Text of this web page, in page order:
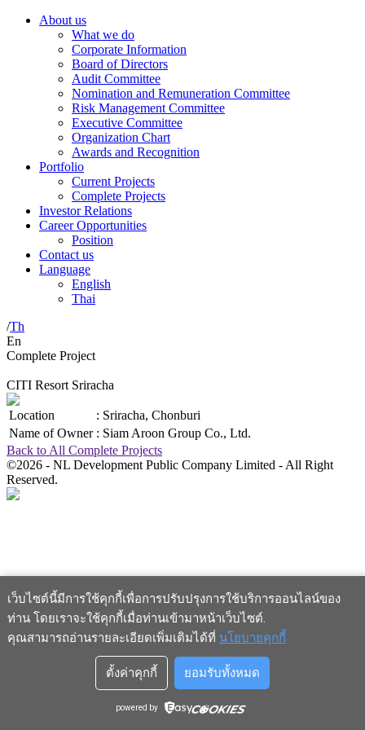
About us
What we do
Corporate Information
Board of Directors
Audit Committee
Nomination and Remuneration Committee
Risk Management Committee
Executive Committee
Organization Chart
Awards and Recognition
Portfolio
Current Projects
Complete Projects
Investor Relations
Career Opportunities
Position
Contact us
Language
English
Thai
Th
/
En
Complete Project
CITI Resort Sriracha
Location : Sriracha, Chonburi
Name of Owner : Siam Aroon Group Co., Ltd.
Back to All Complete Projects
©2026 - NL Development Public Company Limited - All Right
Reserved.
เว็บไซต์นี้มีการใช้คุกกี้เพื่อการปรับปรุงการใช้บริการออนไลน์ของ
ท่าน โดยเราจะใช้คุกกี้เมื่อท่านเข้ามาหน้าเว็บไซต์.
คุณสามารถอ่านรายละเอียดเพิ่มเติมได้ที่ นโยบายคุกกี้
ตั้งค่าคุกกี้ ยอมรับทั้งหมด
powered by